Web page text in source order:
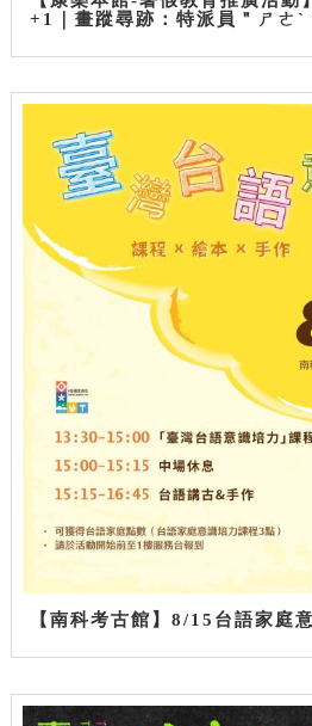
+1｜畫蹤尋跡：特派員＂ㄕㄜˋ
【南科考古館】8/15台語家庭